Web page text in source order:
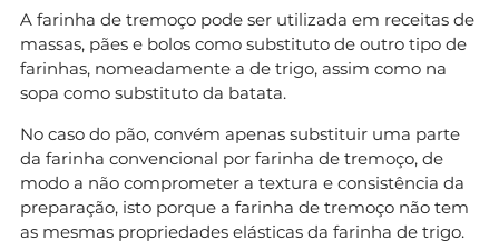
A farinha de tremoço pode ser utilizada em receitas de
massas, pães e bolos como substituto de outro tipo de
farinhas, nomeadamente a de trigo, assim como na
sopa como substituto da batata.
No caso do pão, convém apenas substituir uma parte
da farinha convencional por farinha de tremoço, de
modo a não comprometer a textura e consistência da
preparação, isto porque a farinha de tremoço não tem
as mesmas propriedades elásticas da farinha de trigo.